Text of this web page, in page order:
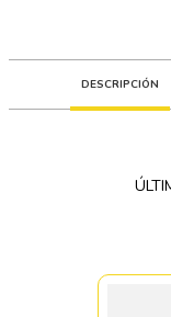
DESCRIPCIÓN